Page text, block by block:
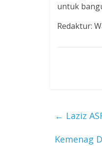
untuk
Redaktur:
← Laziz
Kemenag